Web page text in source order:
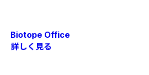
Biotope Office
詳しく見る